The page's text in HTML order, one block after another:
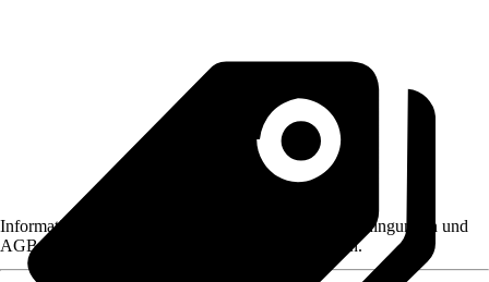
Informationen des Verkäufers, wie z. B. Rückgabebedingungen und
AGB, finden Sie bei Klick auf den Verkäufernamen.